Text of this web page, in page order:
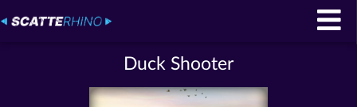
Duck Shooter